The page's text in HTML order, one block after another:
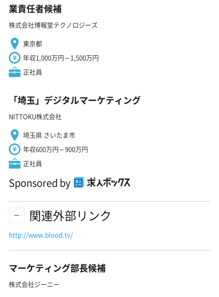
業責任者候補
株式会社博報堂テクノロジーズ
東京都
年収1,000万円～1,500万円
正社員
「埼玉」デジタルマーケティング
NITTOKU株式会社
埼玉県 さいたま市
年収600万円～900万円
正社員
Sponsored by
関連外部リンク
http://www.blood.tv/
マーケティング部長候補
株式会社ジーニー